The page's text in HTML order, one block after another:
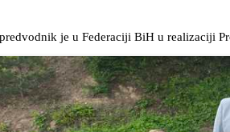
je u Federaciji BiH u realizaciji